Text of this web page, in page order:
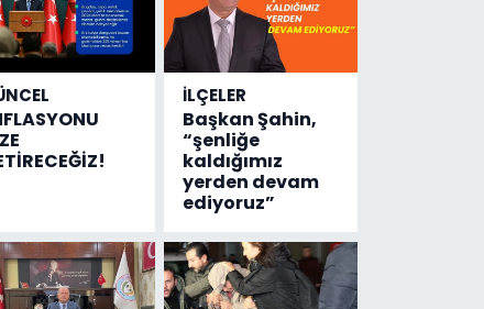
donduracak
olaylar
olmuş...
İLÇELER
Başkan Şahin,
“şenliğe
kaldığımız
yerden devam
ediyoruz”